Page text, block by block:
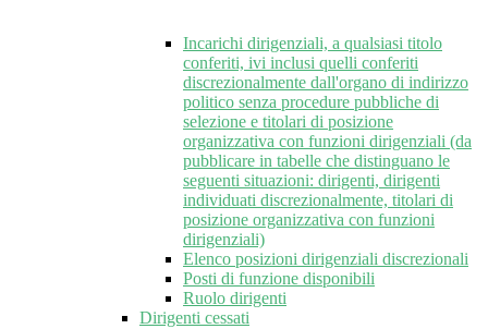
Incarichi dirigenziali, a qualsiasi titolo
conferiti, ivi inclusi quelli conferiti
discrezionalmente dall'organo di indirizzo
politico senza procedure pubbliche di
selezione e titolari di posizione
organizzativa con funzioni dirigenziali (da
pubblicare in tabelle che distinguano le
seguenti situazioni: dirigenti, dirigenti
individuati discrezionalmente, titolari di
posizione organizzativa con funzioni
dirigenziali)
Elenco posizioni dirigenziali discrezionali
Posti di funzione disponibili
Ruolo dirigenti
Dirigenti cessati